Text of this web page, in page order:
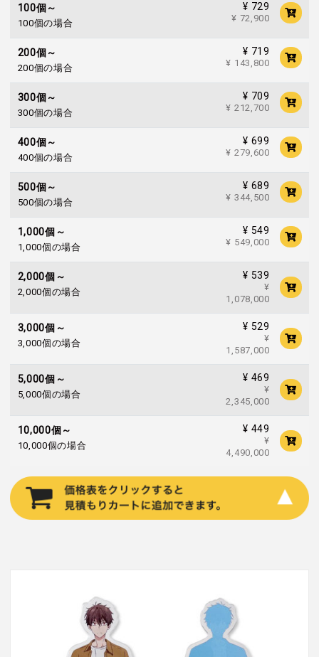
100個～
100個の場合
¥ 729
¥ 72,900
200個～
200個の場合
¥ 719
¥ 143,800
300個～
300個の場合
¥ 709
¥ 212,700
400個～
400個の場合
¥ 699
¥ 279,600
500個～
500個の場合
¥ 689
¥ 344,500
1,000個～
1,000個の場合
¥ 549
¥ 549,000
2,000個～
2,000個の場合
¥ 539
¥
1,078,000
3,000個～
3,000個の場合
¥ 529
¥
1,587,000
5,000個～
5,000個の場合
¥ 469
¥
2,345,000
10,000個～
10,000個の場合
¥ 449
¥
4,490,000